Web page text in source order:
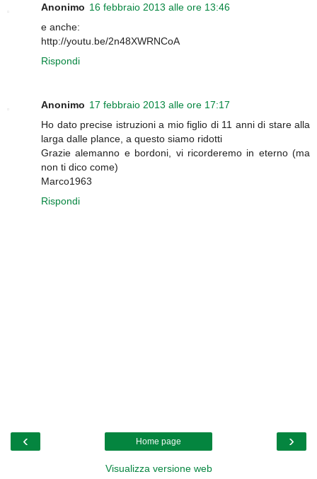
Anonimo 16 febbraio 2013 alle ore 13:46
e anche:
http://youtu.be/2n48XWRNCoA
Rispondi
Anonimo 17 febbraio 2013 alle ore 17:17
Ho dato precise istruzioni a mio figlio di 11 anni di stare alla
larga dalle plance, a questo siamo ridotti
Grazie alemanno e bordoni, vi ricorderemo in eterno (ma
non ti dico come)
Marco1963
Rispondi
‹ ›
Home page
Visualizza versione web